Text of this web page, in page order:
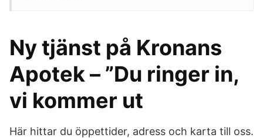
Ny tjänst på Kronans
Apotek – ”Du ringer in,
vi kommer ut
Här hittar du öppettider, adress och karta till oss.